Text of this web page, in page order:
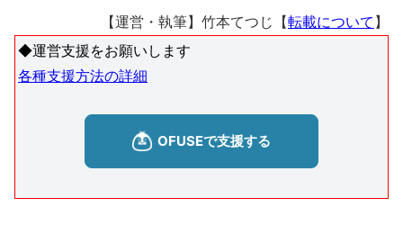
【運営・執筆】竹本てつじ【転載について 】
◆運営支援をお願いします
各種支援方法の詳細